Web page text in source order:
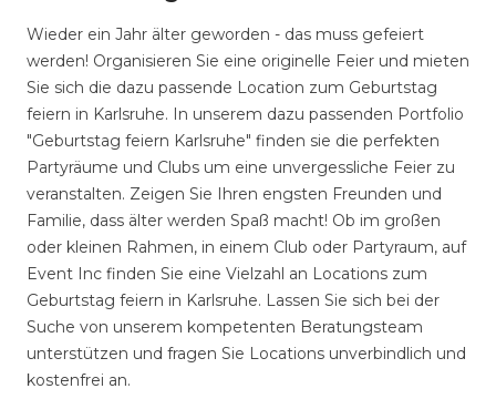
Wieder ein Jahr älter geworden - das muss gefeiert
werden! Organisieren Sie eine originelle Feier und mieten
Sie sich die dazu passende Location zum Geburtstag
feiern in Karlsruhe. In unserem dazu passenden Portfolio
"Geburtstag feiern Karlsruhe" finden sie die perfekten
Partyräume und Clubs um eine unvergessliche Feier zu
veranstalten. Zeigen Sie Ihren engsten Freunden und
Familie, dass älter werden Spaß macht! Ob im großen
oder kleinen Rahmen, in einem Club oder Partyraum, auf
Event Inc finden Sie eine Vielzahl an Locations zum
Geburtstag feiern in Karlsruhe. Lassen Sie sich bei der
Suche von unserem kompetenten Beratungsteam
unterstützen und fragen Sie Locations unverbindlich und
kostenfrei an.